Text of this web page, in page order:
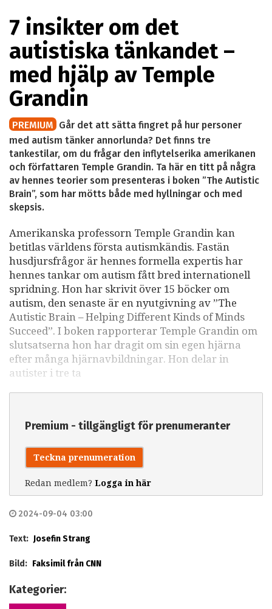
7 insikter om det
autistiska tänkandet –
med hjälp av Temple
Grandin
PREMIUM Går det att sätta fingret på hur personer
med autism tänker annorlunda? Det finns tre
tankestilar, om du frågar den inflytelserika amerikanen
och författaren Temple Grandin. Ta här en titt på några
av hennes teorier som presenteras i boken ”The Autistic
Brain”, som har mötts både med hyllningar och med
skepsis.
Amerikanska professorn Temple Grandin kan
betitlas världens första autismkändis. Fastän
husdjursfrågor är hennes formella expertis har
hennes tankar om autism fått bred internationell
spridning. Hon har skrivit över 15 böcker om
autism, den senaste är en nyutgivning av ”The
Autistic Brain – Helping Different Kinds of Minds
Succeed”. I boken rapporterar Temple Grandin om
slutsatserna hon har dragit om sin egen hjärna
efter många hjärnavbildningar. Hon delar in
autister i tre ta
Premium - tillgängligt för prenumeranter
Teckna prenumeration
Redan medlem? Logga in här
2024-09-04 03:00
Text: Josefin Strang
Bild: Faksimil från CNN
Kategorier: